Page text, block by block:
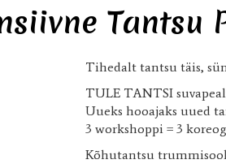
Tantsu
Tihedalt tantsu täis,
TULE TANTSI
Uueks hooajaks uued
3 workshoppi = 3
Kõhutantsu